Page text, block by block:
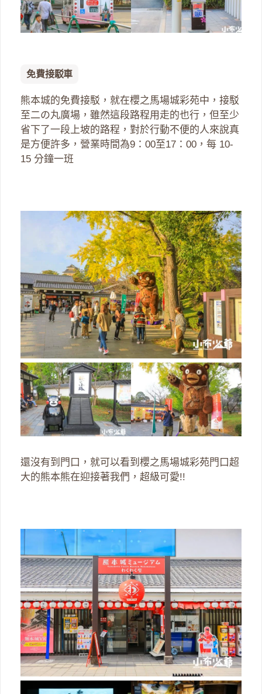
免費接駁車
熊本城的免費接駁，就在櫻之馬場城彩苑中，接駁
至二の丸廣場，雖然這段路程用走的也行，但至少
省下了一段上坡的路程，對於行動不便的人來說真
是方便許多，營業時間為9：00至17：00，每 10-
15 分鐘一班
還沒有到門口，就可以看到櫻之馬場城彩苑門口超
大的熊本熊在迎接著我們，超級可愛!!